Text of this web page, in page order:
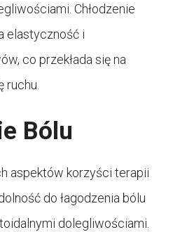
Chłodzenie
elastyczność i
co przekłada się na
ruchu.
Bólu
aspektów korzyści terapii
do łagodzenia bólu
dolegliwościami.